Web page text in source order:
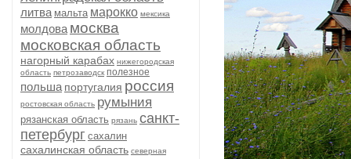
литва мальта марокко мексика
молдова москва
московская область
нагорный карабах нижегородская
область петрозаводск полезное
польша португалия россия
ростовская область румыния
рязанская область рязань санкт-
петербург сахалин
сахалинская область северная